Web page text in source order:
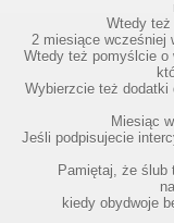
Wtedy
2 miesiące wcześniej
Wtedy też pomyślcie o
Wybierzcie też dodatki
Miesiąc
Jeśli podpisujecie
Pamiętaj, że ślub
kiedy obydwoje